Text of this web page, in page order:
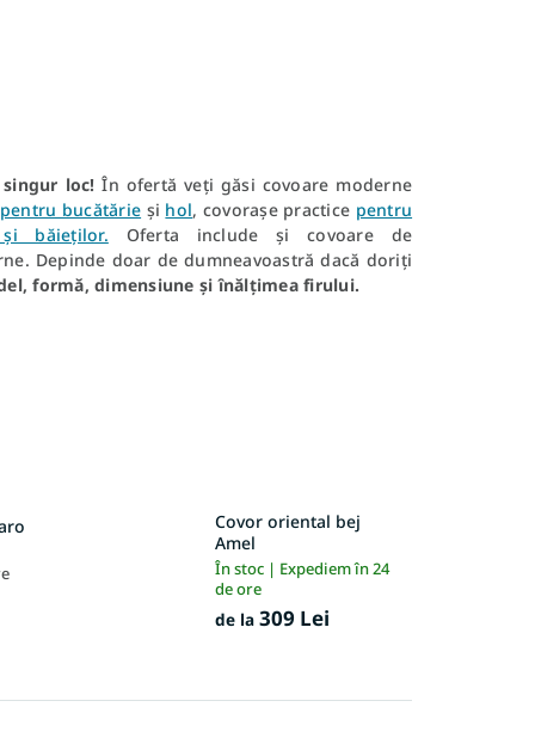
loc! În ofertă veți găsi covoare moderne
pentru bucătărie și hol, covorașe practice pentru
băieților. Oferta include și covoare de
Depinde doar de dumneavoastră dacă doriți
formă, dimensiune și înălțimea firului.
Covor oriental bej
Amel
În stoc | Expediem în 24
de ore
de la309 Lei